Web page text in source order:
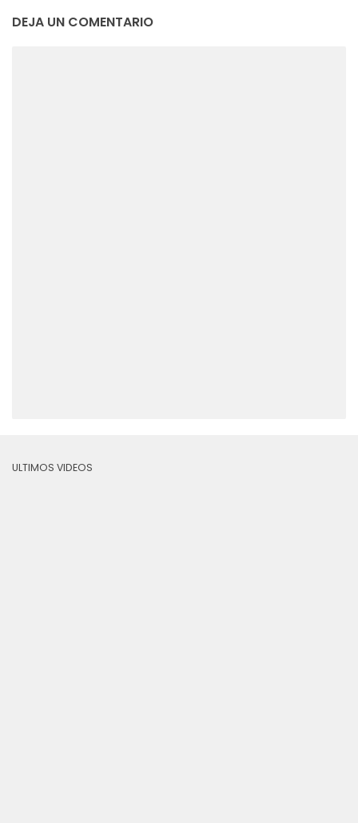
DEJA UN COMENTARIO
ULTIMOS VIDEOS